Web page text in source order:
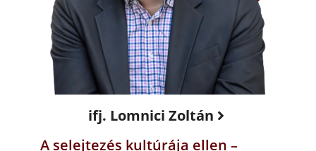
ifj. Lomnici Zoltán
A selejtezés kultúrája ellen –